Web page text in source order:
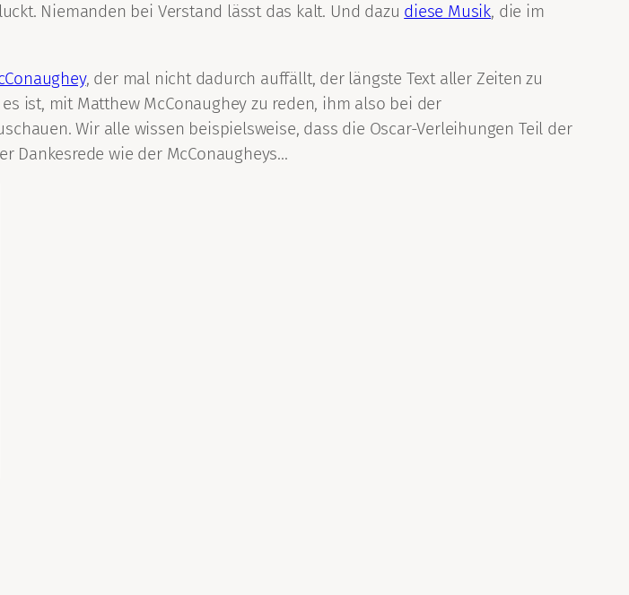
Niemanden bei Verstand lässt das kalt. Und dazu diese Musik, die im
, der mal nicht dadurch auffällt, der längste Text aller Zeiten zu
ist, mit Matthew McConaughey zu reden, ihm also bei der
Wir alle wissen beispielsweise, dass die Oscar-Verleihungen Teil der
Dankesrede wie der McConaugheys…